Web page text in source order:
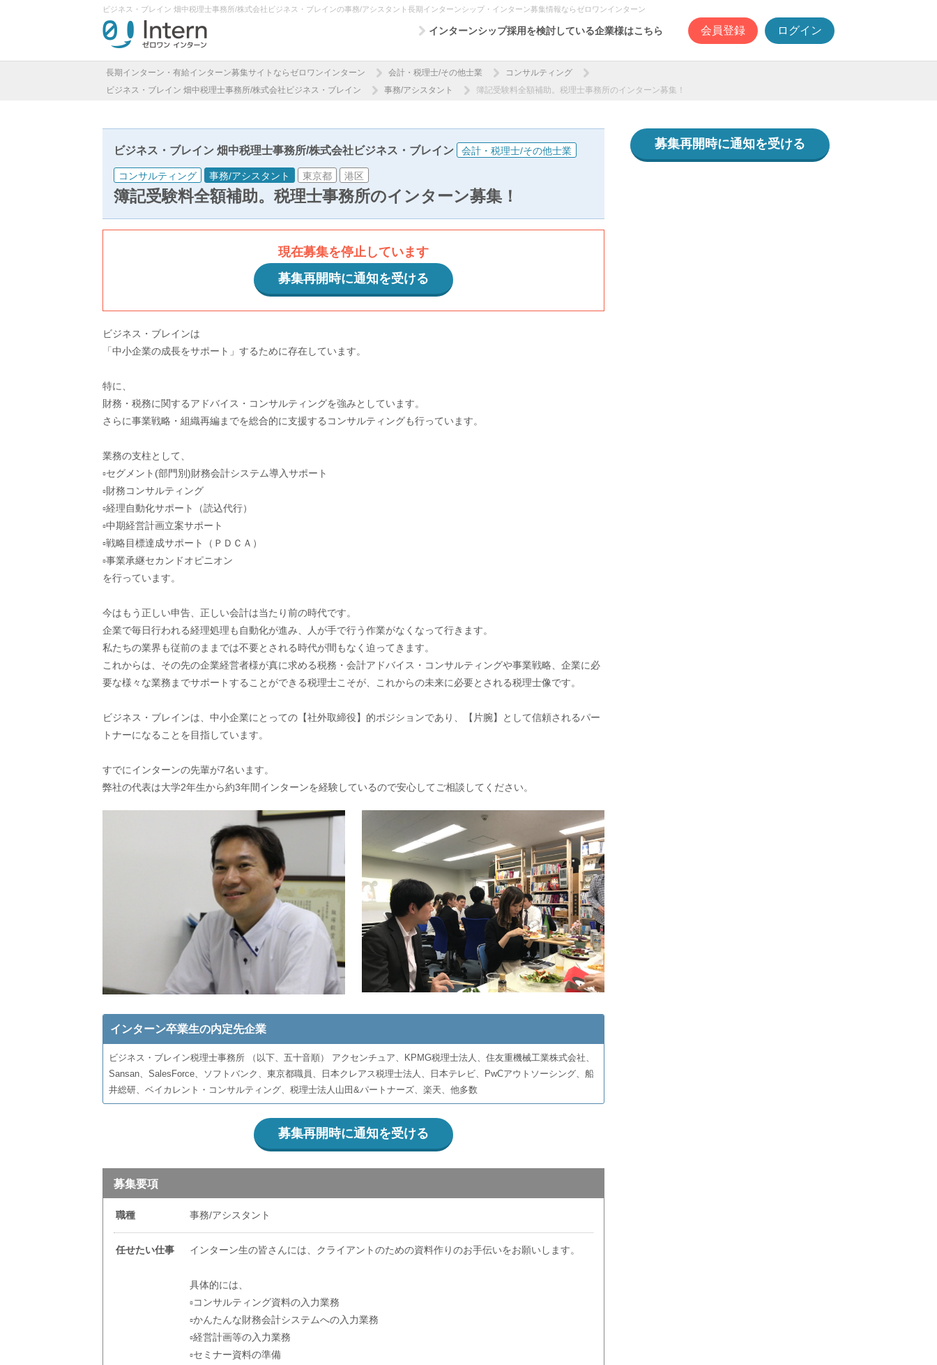
ビジネス・ブレイン 畑中税理士事務所/株式会社ビジネス・ブレインの事務/アシスタント長期インターンシップ・インターン募集情報ならゼロワンインターン
インターンシップ採用を検討している企業様はこちら 会員登録 ログイン
長期インターン・有給インターン募集サイトならゼロワンインターン 会計・税理士/その他士業
コンサルティング
ビジネス・ブレイン 畑中税理士事務所/株式会社ビジネス・ブレイン
事務/アシスタント 簿記受験料全額補助。税理士事務所のインターン募集！
ビジネス・ブレイン 畑中税理士事務所/株式会社ビジネス・ブレイン 会計・税理士/その他士業
コンサルティング 事務/アシスタント 東京都 港区
簿記受験料全額補助。税理士事務所のインターン募集！
現在募集を停止しています
募集再開時に通知を受ける
ビジネス・ブレインは
「中小企業の成長をサポート」するために存在しています。
特に、
財務・税務に関するアドバイス・コンサルティングを強みとしています。
さらに事業戦略・組織再編までを総合的に支援するコンサルティングも行っています。
業務の支柱として、
▫セグメント(部門別)財務会計システム導入サポート
▫財務コンサルティング
▫経理自動化サポート（読込代行）
▫中期経営計画立案サポート
▫戦略目標達成サポート（ＰＤＣＡ）
▫事業承継セカンドオピニオン
を行っています。
今はもう正しい申告、正しい会計は当たり前の時代です。
企業で毎日行われる経理処理も自動化が進み、人が手で行う作業がなくなって行きます。
私たちの業界も従前のままでは不要とされる時代が間もなく迫ってきます。
これからは、その先の企業経営者様が真に求める税務・会計アドバイス・コンサルティングや事業戦略、企業に必
要な様々な業務までサポートすることができる税理士こそが、これからの未来に必要とされる税理士像です。
ビジネス・ブレインは、中小企業にとっての【社外取締役】的ポジションであり、【片腕】として信頼されるパー
トナーになることを目指しています。
すでにインターンの先輩が7名います。
弊社の代表は大学2年生から約3年間インターンを経験しているので安心してご相談してください。
インターン卒業生の内定先企業
ビジネス・ブレイン税理士事務所 （以下、五十音順） アクセンチュア、KPMG税理士法人、住友重機械工業株式会社、
Sansan、SalesForce、ソフトバンク、東京都職員、日本クレアス税理士法人、日本テレビ、PwCアウトソーシング、船
井総研、ベイカレント・コンサルティング、税理士法人山田&パートナーズ、楽天、他多数
募集再開時に通知を受ける
募集要項
職種 事務/アシスタント
任せたい仕事 インターン生の皆さんには、クライアントのための資料作りのお手伝いをお願いします。
具体的には、
▫コンサルティング資料の入力業務
▫かんたんな財務会計システムへの入力業務
▫経営計画等の入力業務
▫セミナー資料の準備
募集再開時に通知を受ける